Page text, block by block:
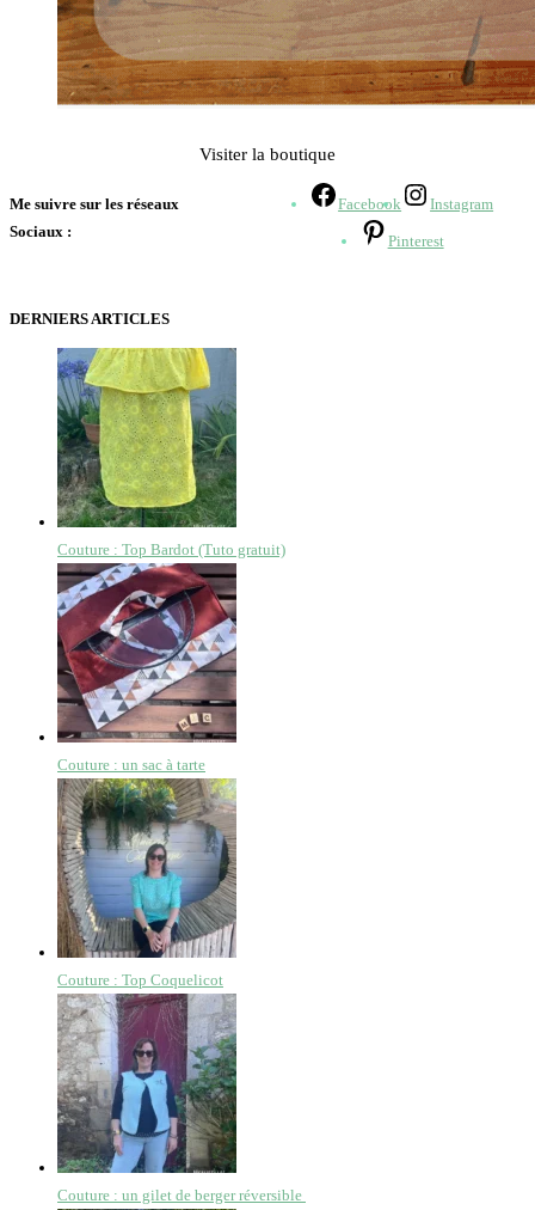
Visiter la boutique
Me suivre sur les réseaux
Sociaux :
Facebook Instagram
Pinterest
DERNIERS ARTICLES
Couture : Top Bardot (Tuto gratuit)
Couture : un sac à tarte
Couture : Top Coquelicot
Couture : un gilet de berger réversible